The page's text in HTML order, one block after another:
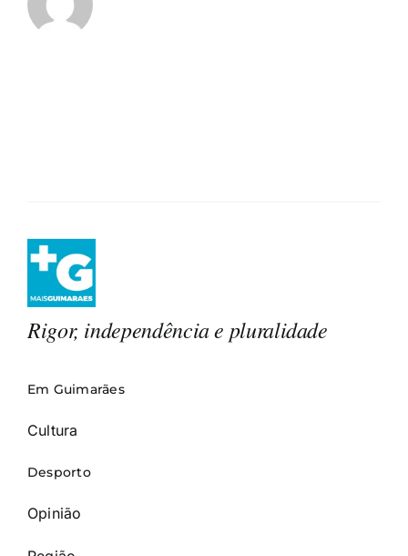
Rigor, independência e pluralidade
Em Guimarães
Cultura
Desporto
Opinião